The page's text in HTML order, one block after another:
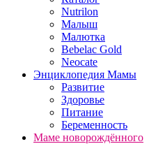
Nutrilon
Малыш
Малютка
Bebelac Gold
Neocate
Энциклопедия Мамы
Развитие
Здоровье
Питание
Беременность
Маме новорождённого